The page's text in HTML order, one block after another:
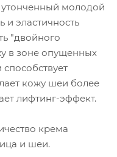
молодой
и эластичность
"двойного
в зоне опущенных
кожу шеи более
лифтинг-эффект.
крема
и шеи.